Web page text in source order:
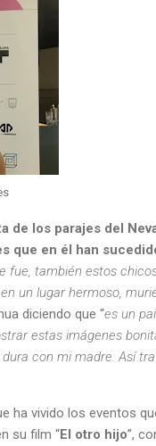
de los parajes del
que en él han
fue, también estos
un lugar hermoso,
diciendo que “es un
estas imágenes
con mi madre. Así
ha vivido los eventos
su film “El otro hijo”,